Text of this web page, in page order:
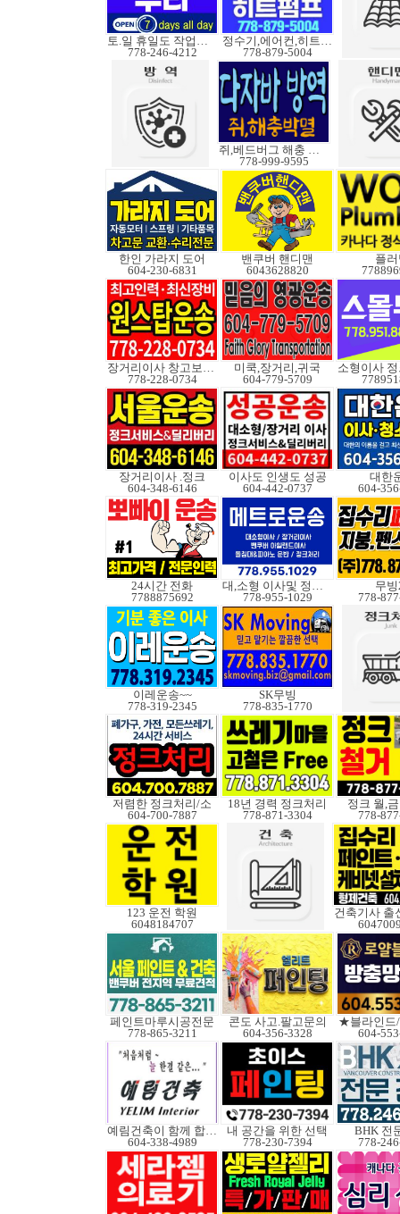
토.일 휴일도 작업가능
778-246-4212
정수기,에어컨,히트펌프
778-879-5004
쥐,베드버그 해충 박멸
778-999-9595
한인 가라지 도어
604-230-6831
밴쿠버 핸디맨
6043628820
플
장거리이사 창고보관정크
778-228-0734
미쿡,장거리,귀국
604-779-5709
장거리이사 .정크
604-348-6146
이사도 인생도 성공
604-442-0737
대한
604-
24시간 전화
7788875692
대,소형 이사및 정크처
778-955-1029
무
778-
이레운송~~
778-319-2345
SK무빙
778-835-1770
저렴한 정크처리/소
604-700-7887
18년 경력 정크처리
778-871-3304
정크 월,
778-
123 운전 학원
6048184707
건축기사 출
페인트마루시공전문
778-865-3211
콘도 사고.팔고문의
604-356-3328
★블라인
604-
예림건축이 함께 합니다
604-338-4989
내 공간을 위한 선택
778-230-7394
BHK 전
778-